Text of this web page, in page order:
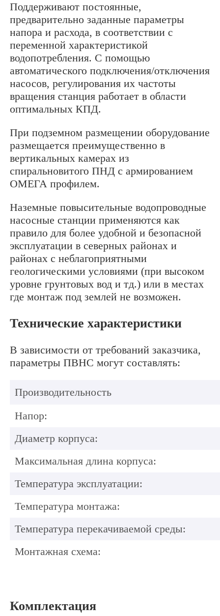
Поддерживают постоянные,
предварительно заданные параметры
напора и расхода, в соответствии с
переменной характеристикой
водопотребления. С помощью
автоматического подключения/отключения
насосов, регулирования их частоты
вращения станция работает в области
оптимальных КПД.
При подземном размещении оборудование
размещается преимущественно в
вертикальных камерах из
спиральновитого ПНД с армированием
ОМЕГА профилем.
Наземные повысительные водопроводные
насосные станции применяются как
правило для более удобной и безопасной
эксплуатации в северных районах и
районах с неблагоприятными
геологическими условиями (при высоком
уровне грунтовых вод и тд.) или в местах
где монтаж под землей не возможен.
Технические характеристики
В зависимости от требований заказчика,
параметры ПВНС могут составлять:
Производительность
Напор:
Диаметр корпуса:
Максимальная длина корпуса:
Температура эксплуатации:
Температура монтажа:
Температура перекачиваемой среды:
Монтажная схема:
Комплектация